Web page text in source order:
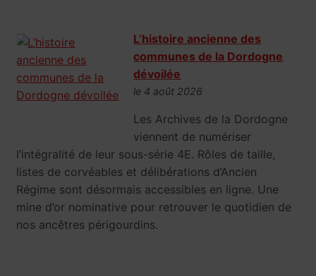
L’histoire ancienne des
communes de la Dordogne
dévoilée
le 4 août 2026
Les Archives de la Dordogne
viennent de numériser
l’intégralité de leur sous-série 4E. Rôles de taille,
listes de corvéables et délibérations d’Ancien
Régime sont désormais accessibles en ligne. Une
mine d’or nominative pour retrouver le quotidien de
nos ancêtres périgourdins.